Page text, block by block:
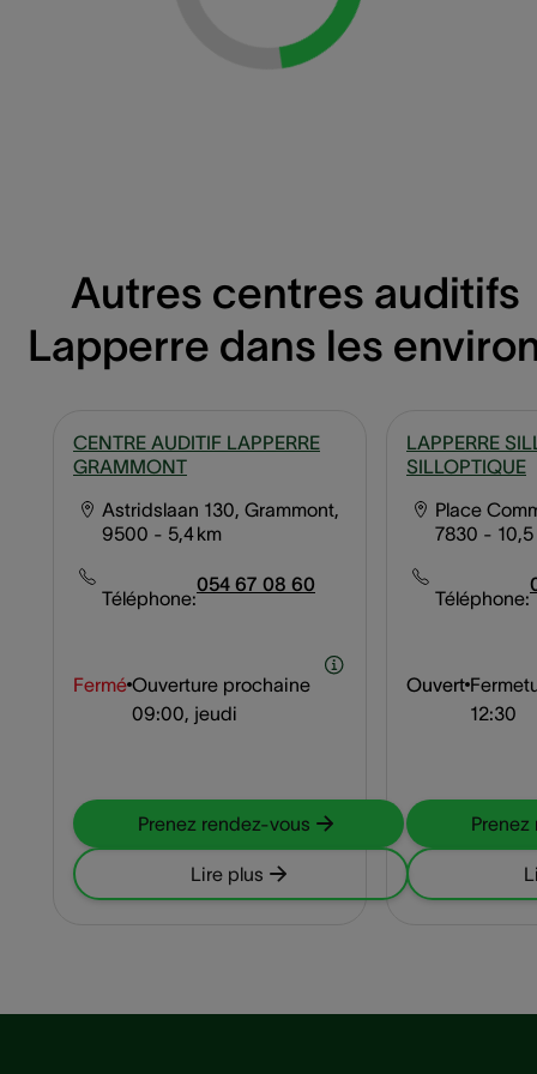
Autres centres auditifs
Lapperre dans les
CENTRE AUDITIF LAPPERRE
GRAMMONT
Astridslaan 130, Grammont,
9500 - 5,4 km
Téléphone:
054 67 08 60
Fermé Ouverture prochaine
09:00, jeudi
Prenez rendez-vous
Lire plus
LAPPERRE
SILLOPTIQUE
Place
7830 - 10,5
Téléphone:
Ouvert
12:30